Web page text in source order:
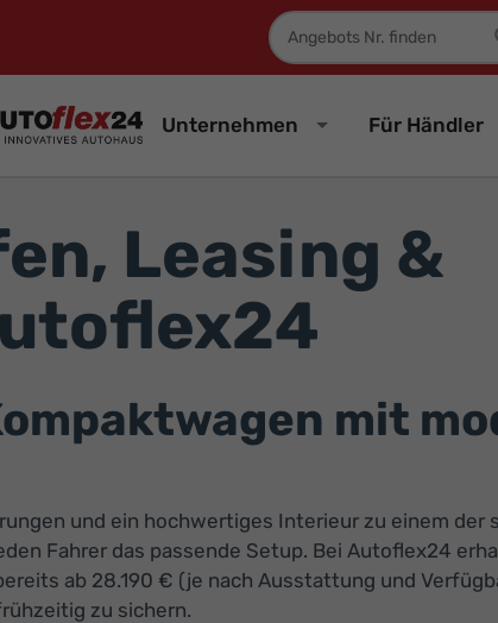
Fahrzeugnummer
Unternehmen Für Händler
Leasing &
mit
und ein hochwertiges Interieur zu einem
Fahrer das passende Setup. Bei Autoflex24
ab 28.190 € (je nach Ausstattung und
zu sichern.